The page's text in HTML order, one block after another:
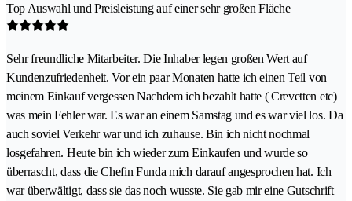
Top Auswahl und Preisleistung auf einer sehr großen Fläche
Sehr freundliche Mitarbeiter. Die Inhaber legen großen Wert auf
Kundenzufriedenheit. Vor ein paar Monaten hatte ich einen Teil von
meinem Einkauf vergessen Nachdem ich bezahlt hatte ( Crevetten etc)
was mein Fehler war. Es war an einem Samstag und es war viel los. Da
auch soviel Verkehr war und ich zuhause. Bin ich nicht nochmal
losgefahren. Heute bin ich wieder zum Einkaufen und wurde so
überrascht, dass die Chefin Funda mich darauf angesprochen hat. Ich
war überwältigt, dass sie das noch wusste. Sie gab mir eine Gutschrift